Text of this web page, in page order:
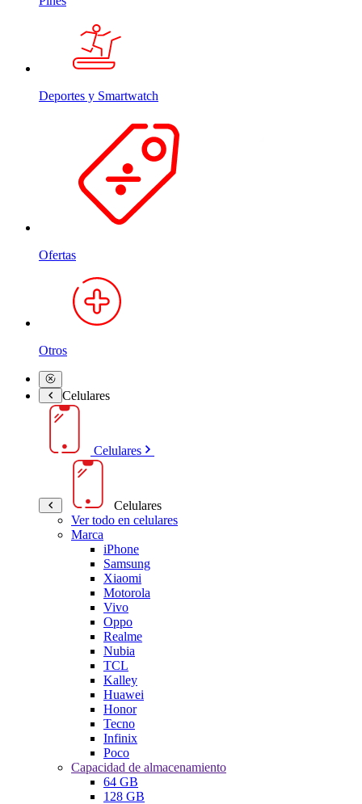
Deportes y Smartwatch
Ofertas
Otros
Celulares
Celulares
Celulares
Ver todo en celulares
Marca
iPhone
Samsung
Xiaomi
Motorola
Vivo
Oppo
Realme
Nubia
TCL
Kalley
Huawei
Honor
Tecno
Infinix
Poco
Capacidad de almacenamiento
64 GB
128 GB